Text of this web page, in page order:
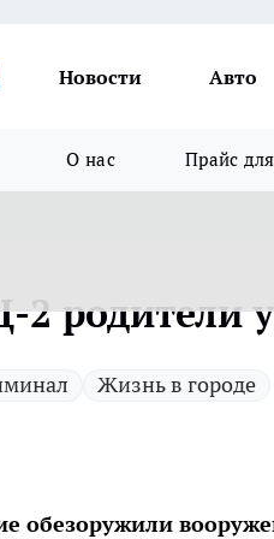
Новости Авто
О нас Прайс
2 родители
Жизнь в городе
обезоружили